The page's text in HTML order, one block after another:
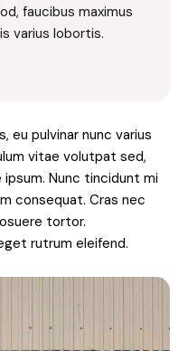
faucibus maximus
varius lobortis.
eu pulvinar nunc varius
vitae volutpat sed,
Nunc tincidunt mi
consequat. Cras nec
tortor.
rutrum eleifend.